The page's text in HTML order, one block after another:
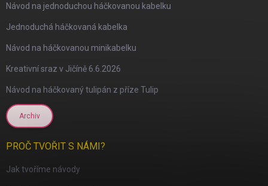
Návod na jednoduchou háčkovanou kabelku
Jednoduchá háčkovaná kabelka
Návod na háčkovanou minikabelku
Kreativní sraz v Jičíně 6.6.2026
Návod na háčkovaný tulipán z příze Tulip
Archiv
PROČ TVOŘIT S NÁMI?
Jak tvoříme návody